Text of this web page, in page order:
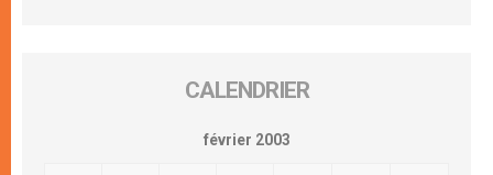
CALENDRIER
février 2003